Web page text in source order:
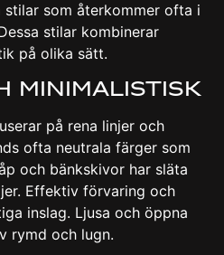
som återkommer ofta i
stilar kombinerar
på olika sätt.
Minimalistisk
på rena linjer och
ofta neutrala färger som
och bänkskivor har släta
Effektiv förvaring och
inslag. Ljusa och öppna
rymd och lugn.